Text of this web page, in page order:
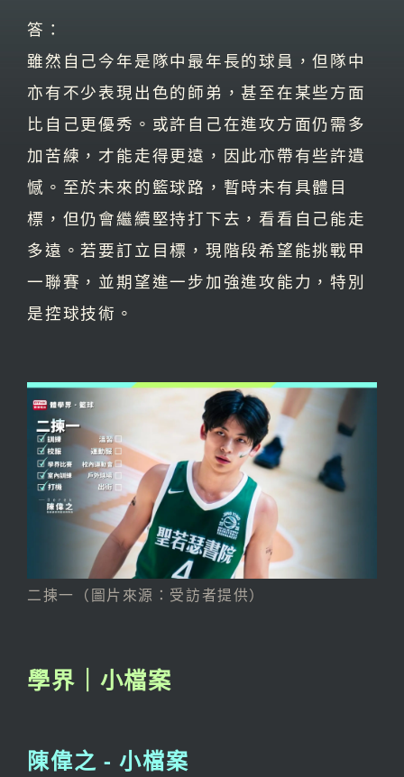
答：
雖然自己今年是隊中最年長的球員，但隊中
亦有不少表現出色的師弟，甚至在某些方面
比自己更優秀。或許自己在進攻方面仍需多
加苦練，才能走得更遠，因此亦帶有些許遺
憾。至於未來的籃球路，暫時未有具體目
標，但仍會繼續堅持打下去，看看自己能走
多遠。若要訂立目標，現階段希望能挑戰甲
一聯賽，並期望進一步加強進攻能力，特別
是控球技術。
二揀一（圖片來源：受訪者提供）
學界｜小檔案
陳偉之 - 小檔案